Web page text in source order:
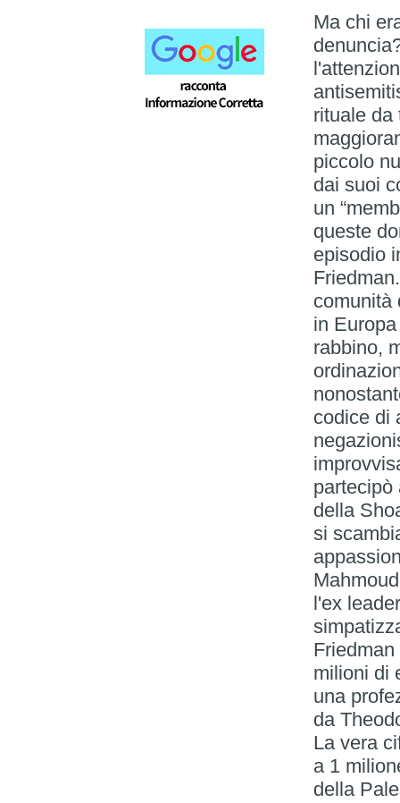
Ma chi
rituale da
piccolo
dai suoi
un
queste
episodio
comunità
in
rabbino,
codice di
partecipò
della
si
l'ex
milioni di
una
da
La vera
a 1
della